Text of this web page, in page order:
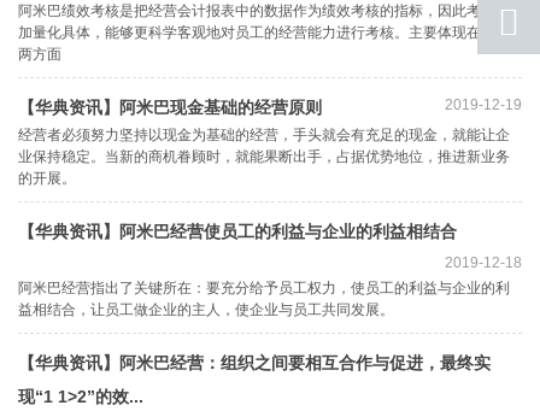
阿米巴绩效考核是把经营会计报表中的数据作为绩效考核的指标，因此考核更
加量化具体，能够更科学客观地对员工的经营能力进行考核。主要体现在以下
两方面
【华典资讯】阿米巴现金基础的经营原则
2019-12-19
经营者必须努力坚持以现金为基础的经营，手头就会有充足的现金，就能让企
业保持稳定。当新的商机眷顾时，就能果断出手，占据优势地位，推进新业务
的开展。
【华典资讯】阿米巴经营使员工的利益与企业的利益相结合
2019-12-18
阿米巴经营指出了关键所在：要充分给予员工权力，使员工的利益与企业的利
益相结合，让员工做企业的主人，使企业与员工共同发展。
【华典资讯】阿米巴经营：组织之间要相互合作与促进，最终实
现“1 1>2”的效...
qq
返回